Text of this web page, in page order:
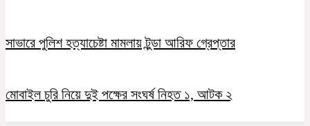
সাভারে পুলিশ হত্যাচেষ্টা মামলায় টুন্ডা আরিফ গ্রেপ্তার
মোবাইল চুরি নিয়ে দুই পক্ষের সংঘর্ষ নিহত ১, আটক ২